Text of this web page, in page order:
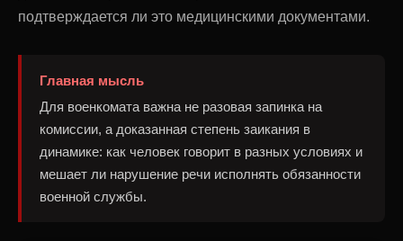
подтверждается ли это медицинскими документами.
Главная мысль
Для военкомата важна не разовая запинка на
комиссии, а доказанная степень заикания в
динамике: как человек говорит в разных условиях и
мешает ли нарушение речи исполнять обязанности
военной службы.